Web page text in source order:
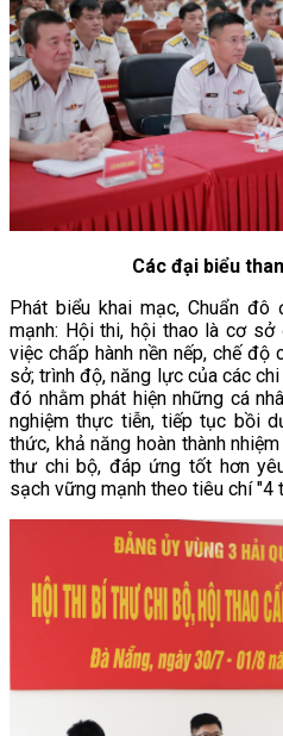
Các đại biểu
Phát biểu khai mạc, Chuẩn đô
mạnh: Hội thi, hội thao là cơ
việc chấp hành nền nếp, chế
sở; trình độ, năng lực của các
đó nhằm phát hiện những cá
nghiệm thực tiễn, tiếp tục bồi
thức, khả năng hoàn thành
thư chi bộ, đáp ứng tốt hơn
sạch vững mạnh theo tiêu chí "4